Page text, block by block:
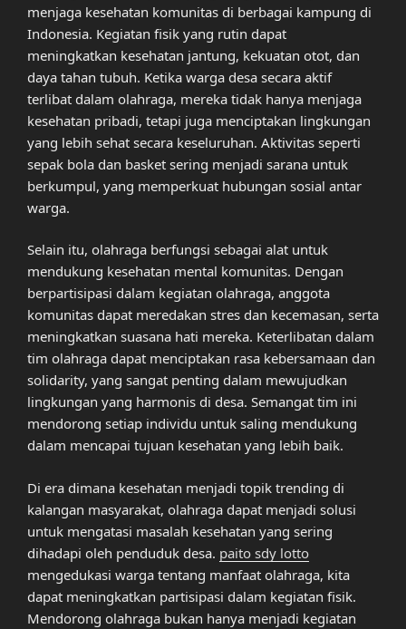
menjaga kesehatan komunitas di berbagai kampung di
Indonesia. Kegiatan fisik yang rutin dapat
meningkatkan kesehatan jantung, kekuatan otot, dan
daya tahan tubuh. Ketika warga desa secara aktif
terlibat dalam olahraga, mereka tidak hanya menjaga
kesehatan pribadi, tetapi juga menciptakan lingkungan
yang lebih sehat secara keseluruhan. Aktivitas seperti
sepak bola dan basket sering menjadi sarana untuk
berkumpul, yang memperkuat hubungan sosial antar
warga.
Selain itu, olahraga berfungsi sebagai alat untuk
mendukung kesehatan mental komunitas. Dengan
berpartisipasi dalam kegiatan olahraga, anggota
komunitas dapat meredakan stres dan kecemasan, serta
meningkatkan suasana hati mereka. Keterlibatan dalam
tim olahraga dapat menciptakan rasa kebersamaan dan
solidarity, yang sangat penting dalam mewujudkan
lingkungan yang harmonis di desa. Semangat tim ini
mendorong setiap individu untuk saling mendukung
dalam mencapai tujuan kesehatan yang lebih baik.
Di era dimana kesehatan menjadi topik trending di
kalangan masyarakat, olahraga dapat menjadi solusi
untuk mengatasi masalah kesehatan yang sering
dihadapi oleh penduduk desa. paito sdy lotto
mengedukasi warga tentang manfaat olahraga, kita
dapat meningkatkan partisipasi dalam kegiatan fisik.
Mendorong olahraga bukan hanya menjadi kegiatan